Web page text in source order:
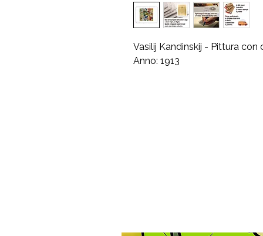
Vasilij Kandinskij - Pittura con
Anno: 1913